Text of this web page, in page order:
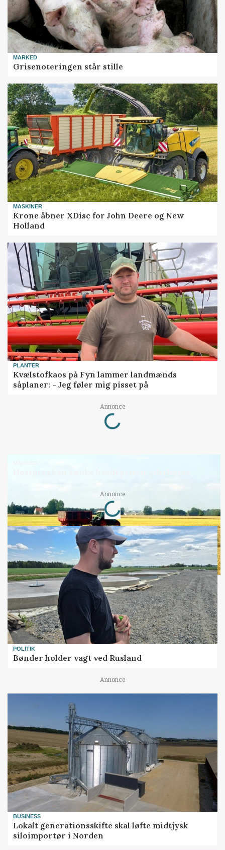
MARKED
Grisenoteringen står stille
MASKINER
Krone åbner XDisc for John Deere og New
Holland
PLANTER
Kvælstofkaos på Fyn lammer landmænds
såplaner: - Jeg føler mig pisset på
Annonce
Loading...
Annonce
Loading...
POLITIK
Bønder holder vagt ved Rusland
Annonce
BUSINESS
Lokalt generationsskifte skal løfte midtjysk
siloimportør i Norden